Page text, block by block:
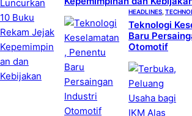
HEADLINES
Teknologi
Baru
Otomotif